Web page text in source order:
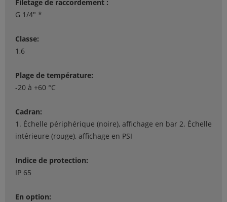
Filetage de raccordement :
G 1/4" *
Classe:
1,6
Plage de température:
-20 à +60 °C
Cadran:
1. Échelle périphérique (noire), affichage en bar 2. Échelle
intérieure (rouge), affichage en PSI
Indice de protection:
IP 65
En option: